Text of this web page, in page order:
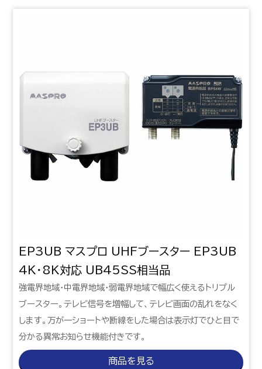
EP3UB マスプロ UHFブースター EP3UB
4K・8K対応 UB45SS相当品
強電界地域・中電界地域・弱電界地域で幅広く使えるトリプル
ブースター。テレビ信号を増幅して、テレビ画面の乱れをなく
します。万が一ショートや断線をした場合は表示灯でひと目で
分かる異常お知らせ機能付きです。
商品を見る